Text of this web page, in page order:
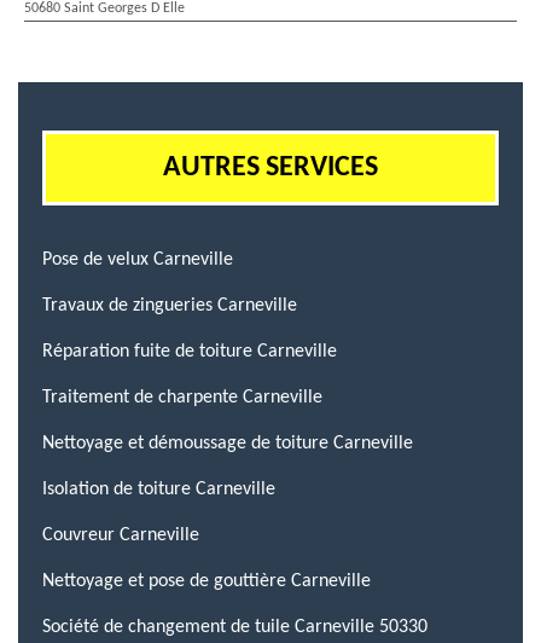
50680 Saint Georges D Elle
AUTRES SERVICES
Pose de velux Carneville
Travaux de zingueries Carneville
Réparation fuite de toiture Carneville
Traitement de charpente Carneville
Nettoyage et démoussage de toiture Carneville
Isolation de toiture Carneville
Couvreur Carneville
Nettoyage et pose de gouttière Carneville
Société de changement de tuile Carneville 50330